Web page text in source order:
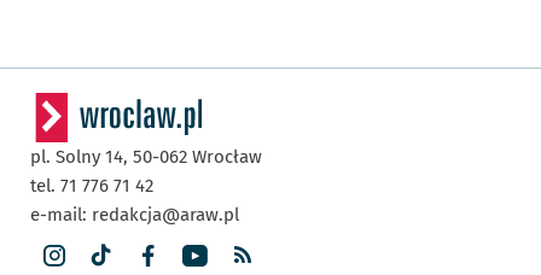
pl. Solny 14, 50-062 Wrocław
tel. 71 776 71 42
e-mail: redakcja@araw.pl